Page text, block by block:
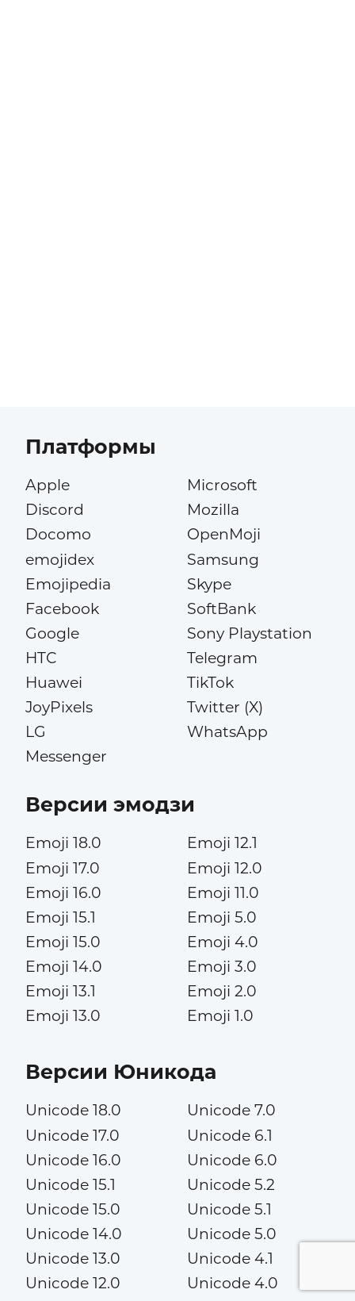
Платформы
Apple
Discord
Docomo
emojidex
Emojipedia
Facebook
Google
HTC
Huawei
JoyPixels
LG
Messenger
Microsoft
Mozilla
OpenMoji
Samsung
Skype
SoftBank
Sony Playstation
Telegram
TikTok
Twitter (X)
WhatsApp
Версии эмодзи
Emoji 18.0
Emoji 17.0
Emoji 16.0
Emoji 15.1
Emoji 15.0
Emoji 14.0
Emoji 13.1
Emoji 13.0
Emoji 12.1
Emoji 12.0
Emoji 11.0
Emoji 5.0
Emoji 4.0
Emoji 3.0
Emoji 2.0
Emoji 1.0
Версии Юникода
Unicode 18.0
Unicode 17.0
Unicode 16.0
Unicode 15.1
Unicode 15.0
Unicode 14.0
Unicode 13.0
Unicode 12.0
Unicode 7.0
Unicode 6.1
Unicode 6.0
Unicode 5.2
Unicode 5.1
Unicode 5.0
Unicode 4.1
Unicode 4.0